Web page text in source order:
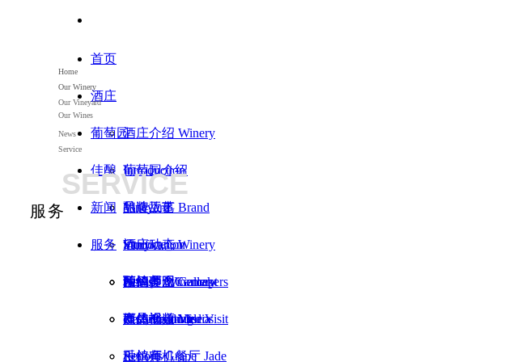
首页
酒庄
酒庄介绍 Winery
Introduction
品牌故事 Brand
Story
西鸽美图 Gallery
西鸽视频 Videos
葡萄园
葡萄园介绍
Vineyard
Introduction
种植理念Concept
of Cultivating
种植师 Grape
佳酿
酿造工艺
Vinification
酿酒师 Winemakers
产品 Products
新闻
酒庄动态 Winery
News
媒体报道 Media
Reports
服务
预约参观
Reservation for Visit
玉鸽有机餐厅 Jade
Home
Our Winery
Our Vineyard
Our Wines
News
Service
SERVICE
服务